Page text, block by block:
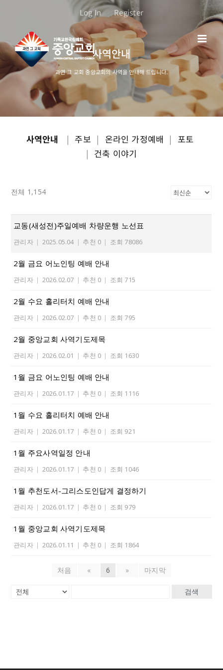
로
건
너
뛰
Log In Register
사역안내
과연 그 교회 중앙교회의 사역을 안내해 드립니다.
사역안내 | 주보 | 온라인 가정예배 | 포토
| 건축 이야기
전체 1,154
교동(새성전)주일예배 차량운행 노선표
관리자 | 2025.05.04 | 추천 0 | 조회 78086
2월 금요 어노인팅 예배 안내
관리자 | 2026.02.07 | 추천 0 | 조회 715
2월 수요 홀리터치 예배 안내
관리자 | 2026.02.07 | 추천 0 | 조회 795
2월 중앙교회 사역기도제목
관리자 | 2026.02.01 | 추천 0 | 조회 1630
1월 금요 어노인팅 예배 안내
관리자 | 2026.01.17 | 추천 0 | 조회 1116
1월 수요 홀리터치 예배 안내
관리자 | 2026.01.17 | 추천 0 | 조회 921
1월 주요사역일정 안내
관리자 | 2026.01.17 | 추천 0 | 조회 1046
1월 추천도서-그리스도인답게 결정하기
관리자 | 2026.01.17 | 추천 0 | 조회 979
1월 중앙교회 사역기도제목
관리자 | 2026.01.11 | 추천 0 | 조회 1864
처음 « 6 » 마지막
검색